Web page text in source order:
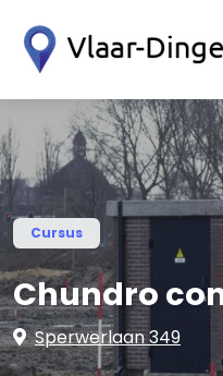
Cursus
Chundro
Sperwerlaan 349